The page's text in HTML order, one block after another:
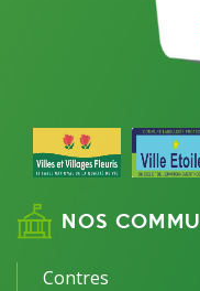
NOS
Contres